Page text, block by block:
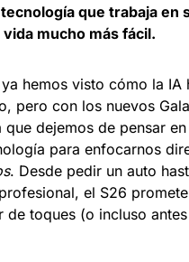
que trabaja en
mucho más fácil.
hemos visto cómo la IA
pero con los nuevos
que dejemos de pensar en
para enfocarnos
. Desde pedir un auto
el S26
de toques (o incluso